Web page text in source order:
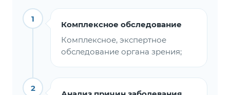
1
Комплексное обследование
Комплексное, экспертное
обследование органа зрения;
2